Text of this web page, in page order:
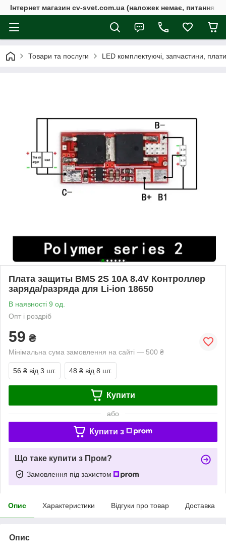
Інтернет магазин cv-svet.com.ua (наложек немає, питання у
Товари та послуги LED комплектуючі, запчастини,
Плата защиты BMS 2S 10A 8.4V Контроллер
заряда/разряда для Li-ion 18650
В наявності 9 од.
Опт і роздріб
59 ₴
Мінімальна сума замовлення на сайті — 500 ₴
56 ₴ від 3 шт. 48 ₴ від 8 шт.
Купити
або
Купити з
Що таке купити з Пром?
Замовлення під захистом
Опис Характеристики Відгуки про товар Доставка
Опис